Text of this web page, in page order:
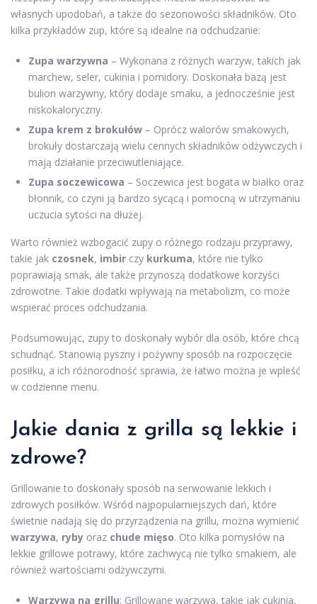
własnych upodobań, a także do sezonowości składników. Oto
kilka przykładów zup, które są idealne na odchudzanie:
Zupa warzywna – Wykonana z różnych warzyw, takich jak
marchew, seler, cukinia i pomidory. Doskonała bazą jest
bulion warzywny, który dodaje smaku, a jednocześnie jest
niskokaloryczny.
Zupa krem z brokułów – Oprócz walorów smakowych,
brokuły dostarczają wielu cennych składników odżywczych i
mają działanie przeciwutleniające.
Zupa soczewicowa – Soczewica jest bogata w białko oraz
błonnik, co czyni ją bardzo sycącą i pomocną w utrzymaniu
uczucia sytości na dłużej.
Warto również wzbogacić zupy o różnego rodzaju przyprawy,
takie jak czosnek, imbir czy kurkuma, które nie tylko
poprawiają smak, ale także przynoszą dodatkowe korzyści
zdrowotne. Takie dodatki wpływają na metabolizm, co może
wspierać proces odchudzania.
Podsumowując, zupy to doskonały wybór dla osób, które chcą
schudnąć. Stanowią pyszny i pożywny sposób na rozpoczęcie
posiłku, a ich różnorodność sprawia, że łatwo można je wpleść
w codzienne menu.
Jakie dania z grilla są lekkie i
zdrowe?
Grillowanie to doskonały sposób na serwowanie lekkich i
zdrowych posiłków. Wśród najpopularniejszych dań, które
świetnie nadają się do przyrządzenia na grillu, można wymienić
warzywa, ryby oraz chude mięso. Oto kilka pomysłów na
lekkie grillowe potrawy, które zachwycą nie tylko smakiem, ale
również wartościami odżywczymi.
Warzywa na grillu: Grillowane warzywa, takie jak cukinia,